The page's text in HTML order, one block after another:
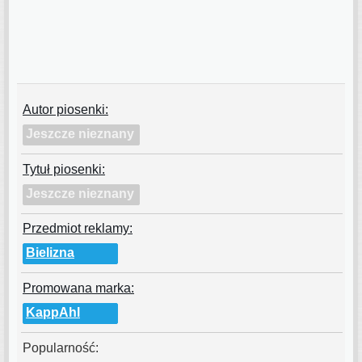
Autor piosenki:
Jeszcze nieznany
Tytuł piosenki:
Jeszcze nieznany
Przedmiot reklamy:
Bielizna
Promowana marka:
KappAhl
Popularność: